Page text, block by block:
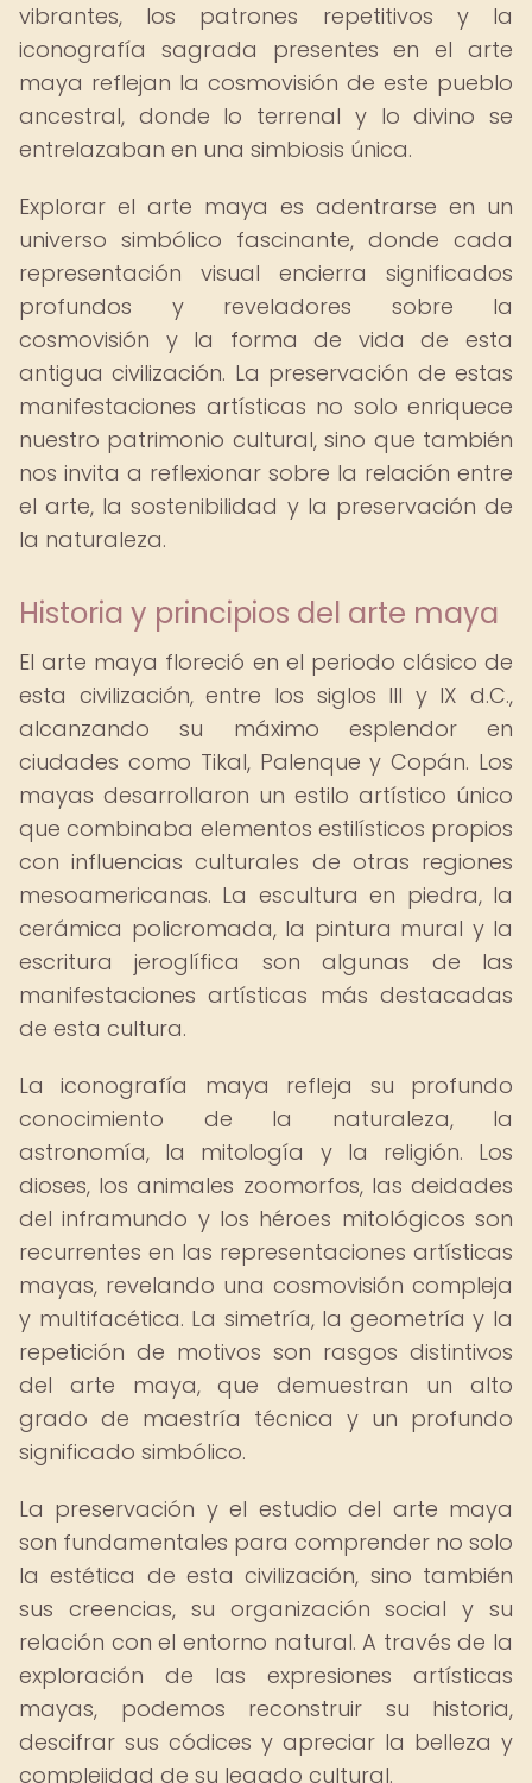
vibrantes, los patrones repetitivos y la
iconografía sagrada presentes en el arte
maya reflejan la cosmovisión de este pueblo
ancestral, donde lo terrenal y lo divino se
entrelazaban en una simbiosis única.
Explorar el arte maya es adentrarse en un
universo simbólico fascinante, donde cada
representación visual encierra significados
profundos y reveladores sobre la
cosmovisión y la forma de vida de esta
antigua civilización. La preservación de estas
manifestaciones artísticas no solo enriquece
nuestro patrimonio cultural, sino que también
nos invita a reflexionar sobre la relación entre
el arte, la sostenibilidad y la preservación de
la naturaleza.
Historia y principios del arte maya
El arte maya floreció en el periodo clásico de
esta civilización, entre los siglos III y IX d.C.,
alcanzando su máximo esplendor en
ciudades como Tikal, Palenque y Copán. Los
mayas desarrollaron un estilo artístico único
que combinaba elementos estilísticos propios
con influencias culturales de otras regiones
mesoamericanas. La escultura en piedra, la
cerámica policromada, la pintura mural y la
escritura jeroglífica son algunas de las
manifestaciones artísticas más destacadas
de esta cultura.
La iconografía maya refleja su profundo
conocimiento de la naturaleza, la
astronomía, la mitología y la religión. Los
dioses, los animales zoomorfos, las deidades
del inframundo y los héroes mitológicos son
recurrentes en las representaciones artísticas
mayas, revelando una cosmovisión compleja
y multifacética. La simetría, la geometría y la
repetición de motivos son rasgos distintivos
del arte maya, que demuestran un alto
grado de maestría técnica y un profundo
significado simbólico.
La preservación y el estudio del arte maya
son fundamentales para comprender no solo
la estética de esta civilización, sino también
sus creencias, su organización social y su
relación con el entorno natural. A través de la
exploración de las expresiones artísticas
mayas, podemos reconstruir su historia,
descifrar sus códices y apreciar la belleza y
complejidad de su legado cultural.